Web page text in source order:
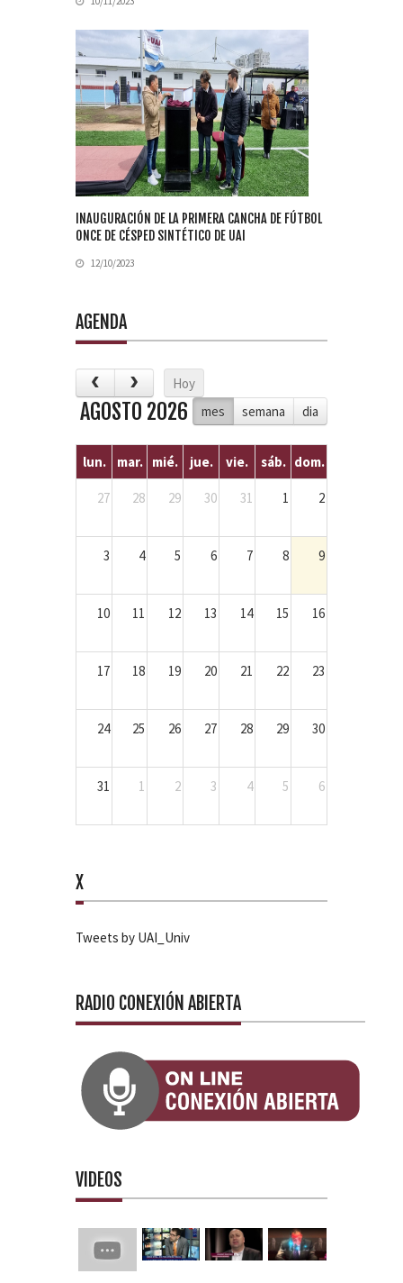
INAUGURACIÓN DE LA PRIMERA CANCHA DE FÚTBOL
ONCE DE CÉSPED SINTÉTICO DE UAI
12/10/2023
AGENDA
Hoy
mes
semana dia
AGOSTO 2026
lun. mar. mié. jue. vie. sáb. dom.
27 28 29 30 31 1 2
3 4 5 6 7 8 9
10 11 12 13 14 15 16
17 18 19 20 21 22 23
24 25 26 27 28 29 30
31 1 2 3 4 5 6
X
Tweets by UAI_Univ
RADIO CONEXIÓN ABIERTA
VIDEOS